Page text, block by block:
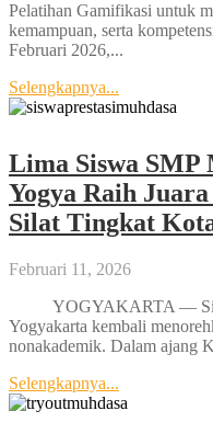
Pelatihan Gamifikasi untuk
kemampuan, serta
Februari 2026,...
Selengkapnya...
Lima Siswa SMP
Yogya Raih
Silat Tingkat
Februari 11, 2026
YOGYAKARTA —
Yogyakarta kembali
nonakademik. Dalam ajang
Selengkapnya...